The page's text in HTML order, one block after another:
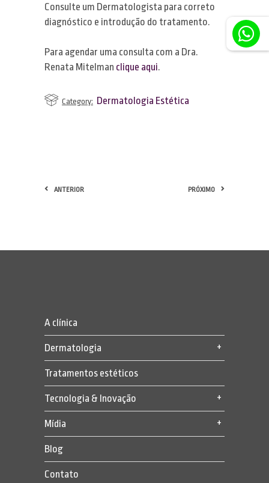
Consulte um Dermatologista para correto
diagnóstico e introdução do tratamento.
Para agendar uma consulta com a Dra.
Renata Mitelman clique aqui.
Category: Dermatologia Estética
ANTERIOR PRÓXIMO
A clínica
Dermatologia
Tratamentos estéticos
Tecnologia & Inovação
Mídia
Blog
Contato